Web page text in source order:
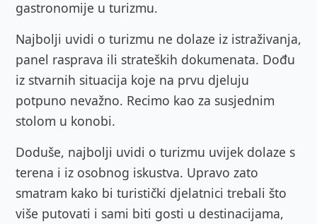
gastronomije u turizmu.
Najbolji uvidi o turizmu ne dolaze iz istraživanja,
panel rasprava ili strateških dokumenata. Dođu
iz stvarnih situacija koje na prvu djeluju
potpuno nevažno. Recimo kao za susjednim
stolom u konobi.
Doduše, najbolji uvidi o turizmu uvijek dolaze s
terena i iz osobnog iskustva. Upravo zato
smatram kako bi turistički djelatnici trebali što
više putovati i sami biti gosti u destinacijama,